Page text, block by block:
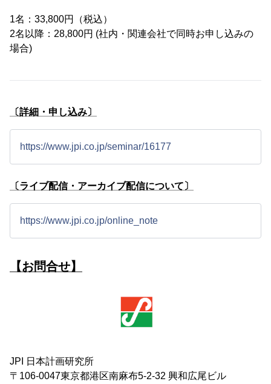
1名：33,800円（税込）
2名以降：28,800円 (社内・関連会社で同時お申し込みの
場合)
〔詳細・申し込み〕
https://www.jpi.co.jp/seminar/16177
〔ライブ配信・アーカイブ配信について〕
https://www.jpi.co.jp/online_note
【お問合せ】
JPI 日本計画研究所
〒106-0047東京都港区南麻布5-2-32 興和広尾ビル